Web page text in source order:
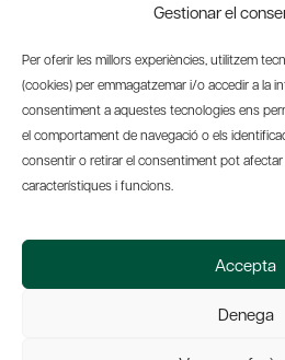
Gestionar el
Per oferir les millors experiències, utilitzem
(cookies) per emmagatzemar i/o accedir a la
consentiment a aquestes tecnologies ens
el comportament de navegació o els
consentir o retirar el consentiment pot
característiques i funcions.
Accepta
Denega
08003
Suscripció
© 2026 Societat Econòmica
Web by